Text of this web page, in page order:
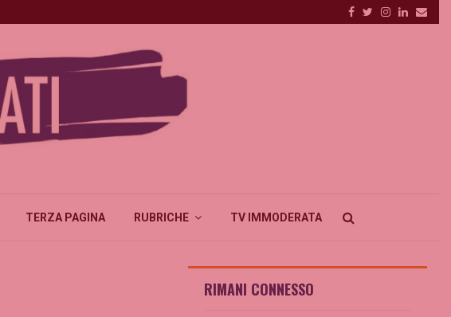
Facebook
Twitter
Instagram
Linkedin
TERZA PAGINA RUBRICHE TV IMMODERATA
RIMANI CONNESSO